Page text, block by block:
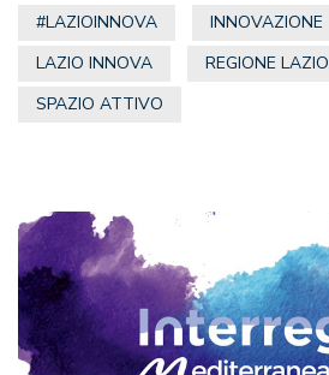
#LAZIOINNOVA
INNOVAZIONE
LAZIO INNOVA
REGIONE LAZIO
SPAZIO ATTIVO